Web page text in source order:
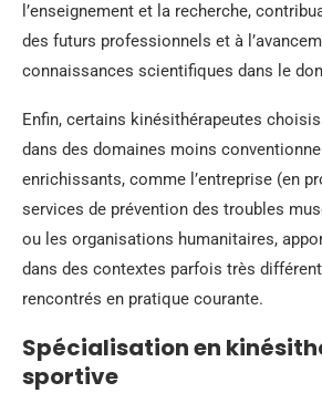
l’enseignement et la recherche,
des futurs professionnels et à
connaissances scientifiques dans le
Enfin, certains kinésithérapeutes
dans des domaines moins
enrichissants, comme l’entreprise (en
services de prévention des troubles
ou les organisations humanitaires,
dans des contextes parfois très
rencontrés en pratique courante.
Spécialisation en
sportive